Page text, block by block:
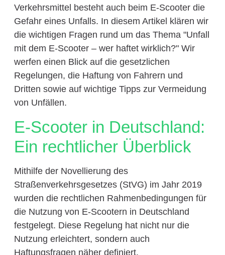
Verkehrsmittel besteht auch beim E-Scooter die
Gefahr eines Unfalls. In diesem Artikel klären wir
die wichtigen Fragen rund um das Thema "Unfall
mit dem E-Scooter – wer haftet wirklich?" Wir
werfen einen Blick auf die gesetzlichen
Regelungen, die Haftung von Fahrern und
Dritten sowie auf wichtige Tipps zur Vermeidung
von Unfällen.
E-Scooter in Deutschland:
Ein rechtlicher Überblick
Mithilfe der Novellierung des
Straßenverkehrsgesetzes (StVG) im Jahr 2019
wurden die rechtlichen Rahmenbedingungen für
die Nutzung von E-Scootern in Deutschland
festgelegt. Diese Regelung hat nicht nur die
Nutzung erleichtert, sondern auch
Haftungsfragen näher definiert.